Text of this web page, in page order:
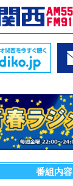
番組内容